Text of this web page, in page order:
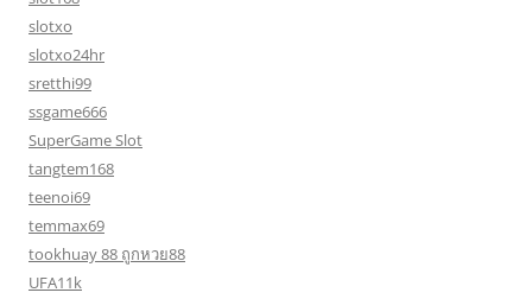
slotxo
slotxo24hr
sretthi99
ssgame666
SuperGame Slot
tangtem168
teenoi69
temmax69
tookhuay 88 ถูกหวย88
UFA11k